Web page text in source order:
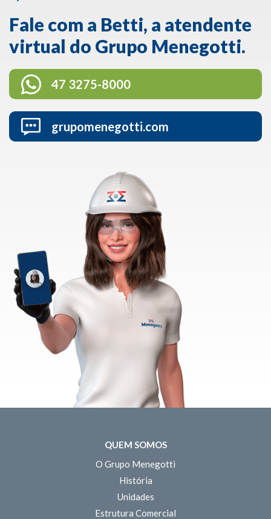
Fale com a Betti, a atendente
virtual do Grupo Menegotti.
47 3275-8000
grupomenegotti.com
QUEM SOMOS
O Grupo Menegotti
História
Unidades
Estrutura Comercial